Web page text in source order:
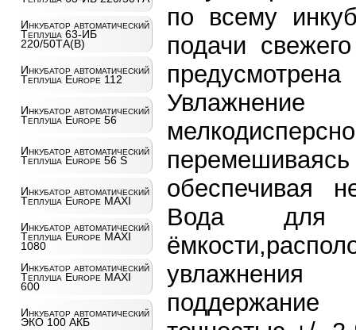
Инкубатор автоматический
Теплуша 63-ИБ
220/50ТА(В)
Инкубатор автоматический
Теплуша Europe 112
Инкубатор автоматический
Теплуша Europe 56
Инкубатор автоматический
Теплуша Europe 56 S
Инкубатор автоматический
Теплуша Europe MAXI
Инкубатор автоматический
Теплуша Europe MAXI
1080
Инкубатор автоматический
Теплуша Europe MAXI
600
Инкубатор автоматический
ЭКО 100 АКБ
по всему
подачи
обеспечивая
Вода для
увлажнения